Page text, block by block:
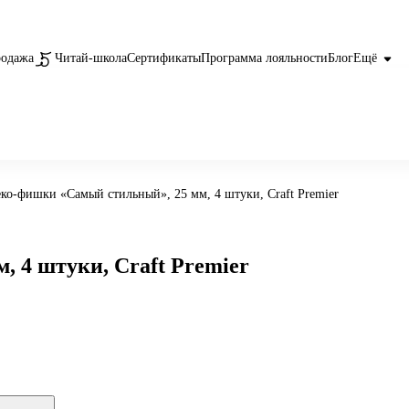
Читай-школаСертификатыПрограмма лояльностиБлогЕщё
фишки «Самый стильный», 25 мм, 4 штуки, Craft Premier
4 штуки, Craft Premier